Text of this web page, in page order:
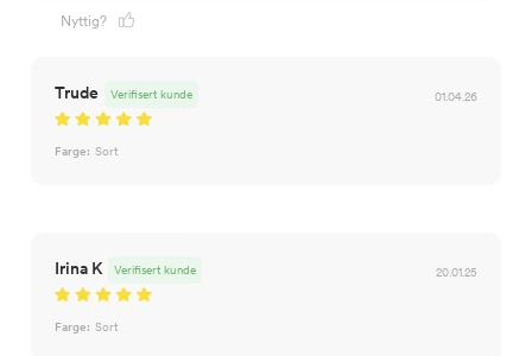
Nyttig?
Trude 01.04.26
Verifisert kunde
Farge: Sort
Irina K 20.01.25
Verifisert kunde
Farge: Sort